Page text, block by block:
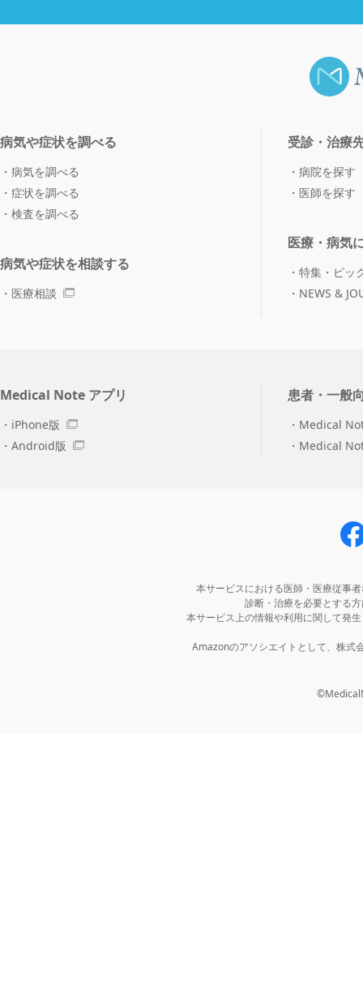
病気や症状を調べる
病気を調べる
症状を調べる
検査を調べる
病気や症状を相談する
医療相談
受診・治療
病院を探す
医師を探す
医療・病気
特集・ピッ
NEWS &
Medical Note アプリ
iPhone版
Android版
患者・一般
Medical
Medical
本サービスにおける医師・医療従事
診断・治療を必要とする
本サービス上の情報や利用に関して発
Amazonのアソシエイトとして、株式